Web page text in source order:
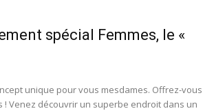
spécial Femmes, le «
unique pour vous mesdames. Offrez-vous
! Venez découvrir un superbe endroit dans un